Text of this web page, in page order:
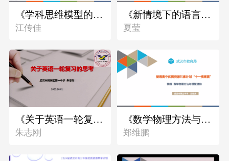
《学科思维模型的建构与运用》
江传佳
《新情境下的语言运用》
夏莹
《关于英语一轮复习的思考》
朱志刚
《数学物理方法与模型建构》
郑维鹏